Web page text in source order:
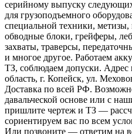
серийному выпуску
для грузоподъемного
специальной техники, метизы,
обводные блоки, грейферы,
захваты, траверсы,
и многое другое. Работаем
ТЗ, соблюдаем допуски. Адрес
область, г. Копейск, ул.
Доставка по всей РФ.
давальческой основе или с
пришлите чертеж и ТЗ —
сориентируем вас по всем
Или позвоните — ответим на